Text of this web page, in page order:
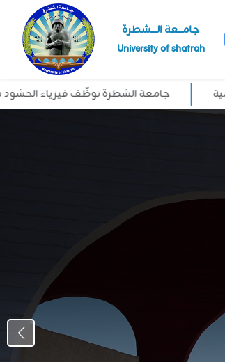
جامـــعة الــــشطرة
University of shatrah
جامعة الشطرة توظّف فيزياء الحشود في